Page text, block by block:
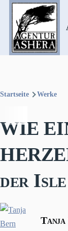
Direkt zum Inhalt
Startseite Werke
WIE
der
Tanja